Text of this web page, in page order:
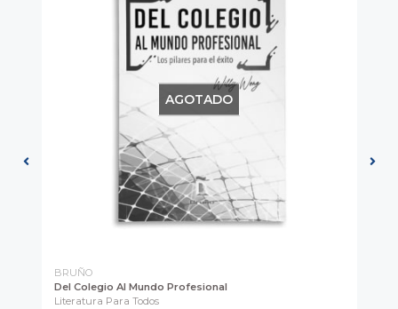
AGOTADO
BRUÑO
Del Colegio Al Mundo Profesional
Literatura Para Todos